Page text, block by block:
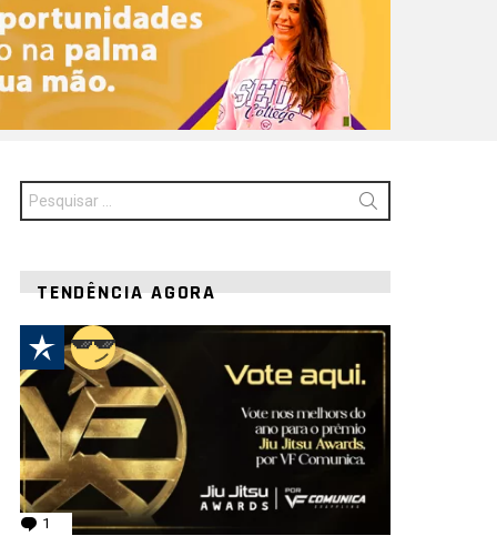
Procurar
por:
TENDÊNCIA AGORA
1 comentário